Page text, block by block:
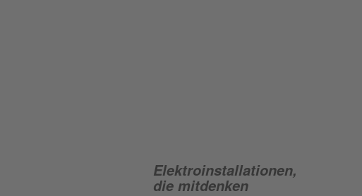
Elektro­installationen,
die mitdenken